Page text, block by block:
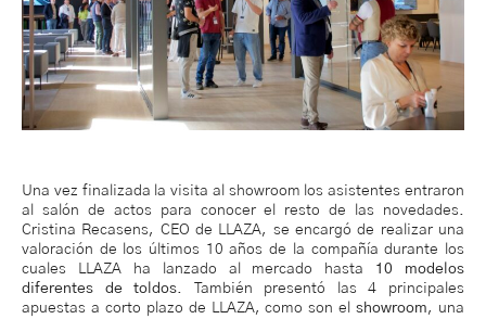
Una vez finalizada la visita al showroom los asistentes entraron
al salón de actos para conocer el resto de las novedades.
Cristina Recasens, CEO de LLAZA, se encargó de realizar una
valoración de los últimos 10 años de la compañía durante los
cuales LLAZA ha lanzado al mercado hasta 10 modelos
diferentes de toldos. También presentó las 4 principales
apuestas a corto plazo de LLAZA, como son elshowroom, una